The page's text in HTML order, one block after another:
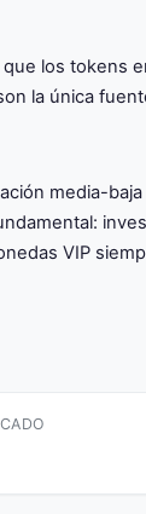
los
la única
media-
VIP